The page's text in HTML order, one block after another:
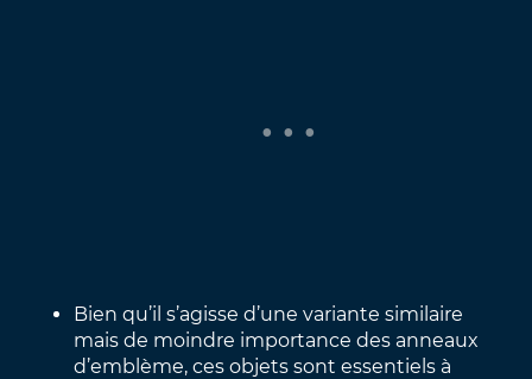
Bien qu’il s’agisse d’une variante similaire
mais de moindre importance des anneaux
d’emblème, ces objets sont essentiels à